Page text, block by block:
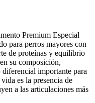
Premium Especial
para perros mayores con
de proteínas y equilibrio
su composición,
importante para
es la presencia de
a las articulaciones más